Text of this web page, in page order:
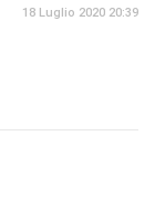
18 Luglio 2020 20:39